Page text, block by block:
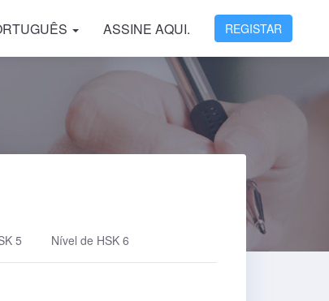
ASSINE AQUI. REGISTAR
5 Nível de HSK 6